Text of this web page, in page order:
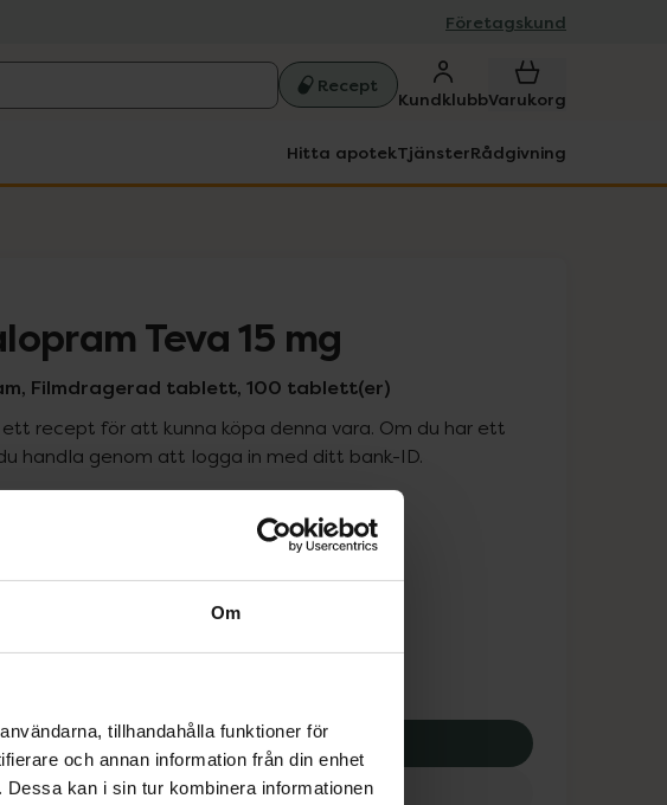
Om
tillhandahålla funktioner för
och annan information från din enhet
kan i sin tur kombinera informationen
Företagskund
Recept
KundklubbVarukorg
Hitta apotekTjänsterRådgivning
Teva 15 mg
Filmdragerad tablett, 100 tablett(er)
ett recept för att kunna köpa denna vara. Om du har ett
handla genom att logga in med ditt bank-ID.
Pris med recept
430,25 kr
Köp via ditt recept